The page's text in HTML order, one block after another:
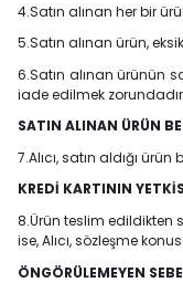
4.Satın alınan her bir
5.Satın alınan ürün,
6.Satın alınan ürünün
iade edilmek
SATIN ALINAN ÜRÜN
7.Alıcı, satın aldığı
KREDİ KARTININ
8.Ürün teslim edildikten
ise, Alıcı, sözleşme
ÖNGÖRÜLEMEYEN